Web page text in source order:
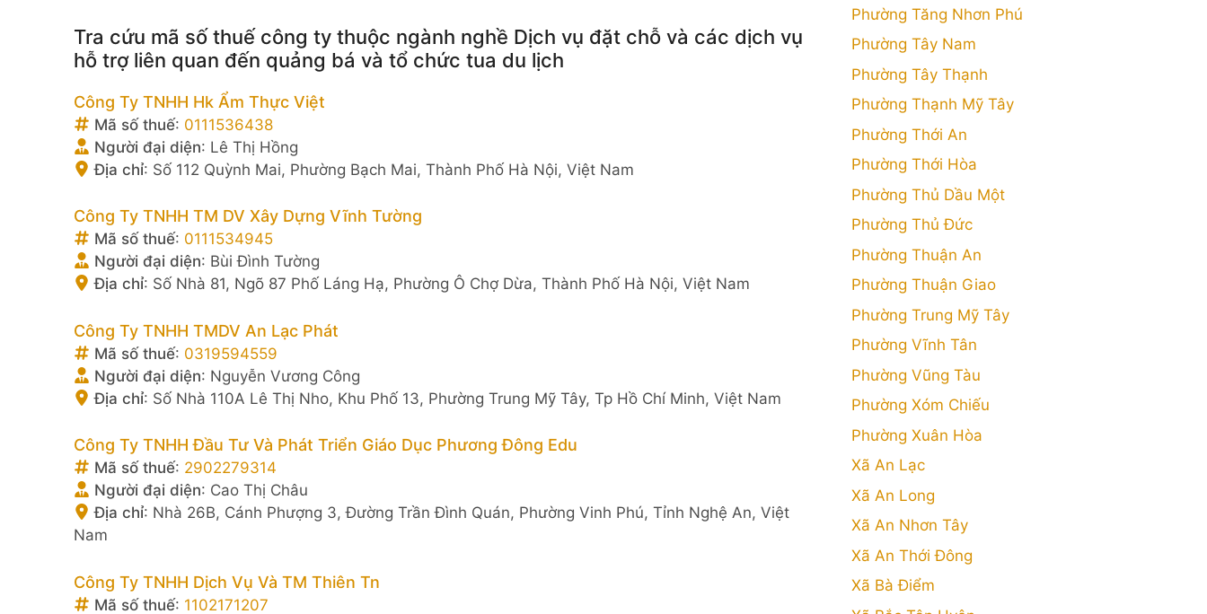
Tra cứu mã số thuế công ty thuộc ngành nghề Dịch vụ đặt chỗ và các dịch vụ
hỗ trợ liên quan đến quảng bá và tổ chức tua du lịch
Công Ty TNHH Hk Ẩm Thực Việt
Mã số thuế: 0111536438
Người đại diện: Lê Thị Hồng
Địa chỉ: Số 112 Quỳnh Mai, Phường Bạch Mai, Thành Phố Hà Nội, Việt Nam
Công Ty TNHH TM DV Xây Dựng Vĩnh Tường
Mã số thuế: 0111534945
Người đại diện: Bùi Đình Tường
Địa chỉ: Số Nhà 81, Ngõ 87 Phố Láng Hạ, Phường Ô Chợ Dừa, Thành Phố Hà Nội, Việt Nam
Công Ty TNHH TMDV An Lạc Phát
Mã số thuế: 0319594559
Người đại diện: Nguyễn Vương Công
Địa chỉ: Số Nhà 110A Lê Thị Nho, Khu Phố 13, Phường Trung Mỹ Tây, Tp Hồ Chí Minh, Việt Nam
Công Ty TNHH Đầu Tư Và Phát Triển Giáo Dục Phương Đông Edu
Mã số thuế: 2902279314
Người đại diện: Cao Thị Châu
Địa chỉ: Nhà 26B, Cánh Phượng 3, Đường Trần Đình Quán, Phường Vinh Phú, Tỉnh Nghệ An, Việt
Nam
Công Ty TNHH Dịch Vụ Và TM Thiên Tn
Mã số thuế: 1102171207
Phường Tăng Nhơn Phú
Phường Tây Nam
Phường Tây Thạnh
Phường Thạnh Mỹ Tây
Phường Thới An
Phường Thới Hòa
Phường Thủ Dầu Một
Phường Thủ Đức
Phường Thuận An
Phường Thuận Giao
Phường Trung Mỹ Tây
Phường Vĩnh Tân
Phường Vũng Tàu
Phường Xóm Chiếu
Phường Xuân Hòa
Xã An Lạc
Xã An Long
Xã An Nhơn Tây
Xã An Thới Đông
Xã Bà Điểm